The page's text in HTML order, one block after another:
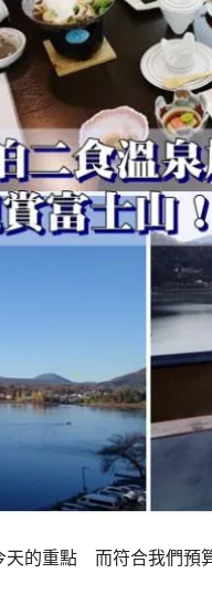
天的重點 而符合我們預